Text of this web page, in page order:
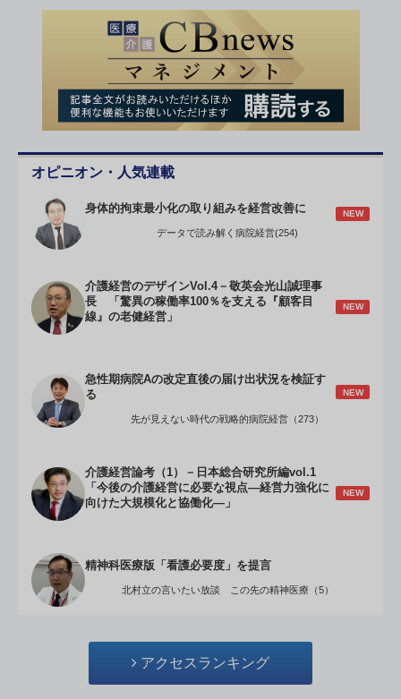
オピニオン・人気連載
身体的拘束最小化の取り組みを経営改善に NEW
データで読み解く病院経営(254)
介護経営のデザインVol.4－敬英会光山誠理事
長 「驚異の稼働率100％を支える『顧客目
線』の老健経営」
NEW
急性期病院Aの改定直後の届け出状況を検証す
る
NEW
先が見えない時代の戦略的病院経営（273）
介護経営論考（1）－日本総合研究所編vol.1
「今後の介護経営に必要な視点―経営力強化に
向けた大規模化と協働化―」
NEW
精神科医療版「看護必要度」を提言
北村立の言いたい放談 この先の精神医療（5）
アクセスランキング